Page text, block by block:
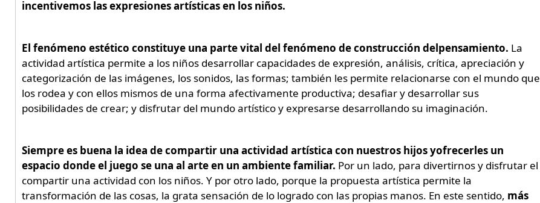
incentivemos las expresiones artísticas en los niños.
El fenómeno estético constituye una parte vital del fenómeno de construcción delpensamiento. La
actividad artística permite a los niños desarrollar capacidades de expresión, análisis, crítica, apreciación y
categorización de las imágenes, los sonidos, las formas; también les permite relacionarse con el mundo que
los rodea y con ellos mismos de una forma afectivamente productiva; desafiar y desarrollar sus
posibilidades de crear; y disfrutar del mundo artístico y expresarse desarrollando su imaginación.
Siempre es buena la idea de compartir una actividad artística con nuestros hijos yofrecerles un
espacio donde el juego se una al arte en un ambiente familiar. Por un lado, para divertirnos y disfrutar el
compartir una actividad con los niños. Y por otro lado, porque la propuesta artística permite la
transformación de las cosas, la grata sensación de lo logrado con las propias manos. En este sentido, más